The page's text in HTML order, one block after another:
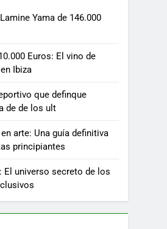
Yama de 146.000
Euros: El vino de
Ibiza
que definque
de de los ult
arte: Una guía definitiva
principiantes
El universo secreto de los